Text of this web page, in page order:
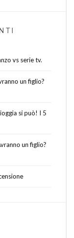
vs serie tv.
un figlio?
si può! I 5
un figlio?